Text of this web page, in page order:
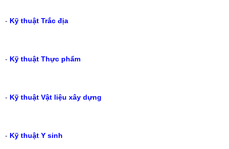
- Kỹ thuật Trắc địa
- Kỹ thuật Thực phẩm
- Kỹ thuật Vật liệu xây dựng
- Kỹ thuật Y sinh